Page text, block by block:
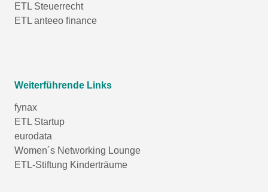
ETL Steuerrecht
ETL anteeo finance
Weiterführende Links
fynax
ETL Startup
eurodata
Women´s Networking Lounge
ETL-Stiftung Kinderträume